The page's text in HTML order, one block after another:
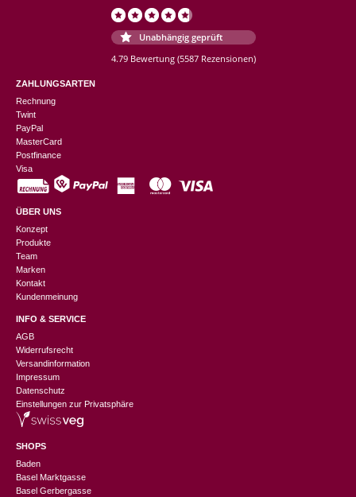
Unabhängig geprüft
4.79 Bewertung (5587 Rezensionen)
ZAHLUNGSARTEN
Rechnung
Twint
PayPal
MasterCard
Postfinance
Visa
ÜBER UNS
Konzept
Produkte
Team
Marken
Kontakt
Kundenmeinung
INFO & SERVICE
AGB
Widerrufsrecht
Versandinformation
Impressum
Datenschutz
Einstellungen zur Privatsphäre
SHOPS
Baden
Basel Marktgasse
Basel Gerbergasse